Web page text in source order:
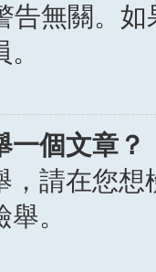
告無關。
一個文章？
，請在您
。